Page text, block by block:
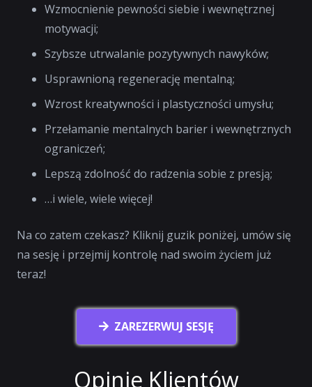
Wzmocnienie pewności siebie i wewnętrznej
motywacji;
Szybsze utrwalanie pozytywnych nawyków;
Usprawnioną regenerację mentalną;
Wzrost kreatywności i plastyczności umysłu;
Przełamanie mentalnych barier i wewnętrznych
ograniczeń;
Lepszą zdolność do radzenia sobie z presją;
…i wiele, wiele więcej!
Na co zatem czekasz? Kliknij guzik poniżej, umów się
na sesję i przejmij kontrolę nad swoim życiem już
teraz!
ZAREZERWUJ SESJĘ
Opinie Klientów